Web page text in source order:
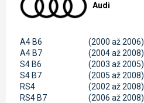
Audi
A4 B6
(2000 až 2006)
A4 B7
(2004 až 2008)
S4 B6
(2003 až 2005)
S4 B7
(2005 až 2008)
RS4
(2002 až 2008)
RS4 B7
(2006 až 2008)